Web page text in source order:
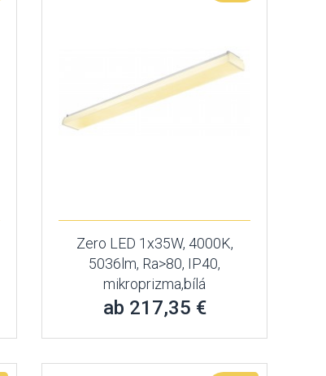
Zero LED 1x35W, 4000K,
5036lm, Ra>80, IP40,
mikroprizma,bílá
ab 217,35 €